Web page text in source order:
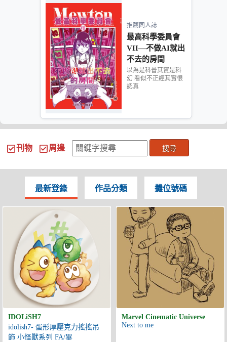
推薦同人誌
最高科學委員會
VII—不做AI就出
不去的房間
以為是科普其實是科
幻 看似不正經其實很
認真
刊物 周邊 搜尋
最新登錄 作品分類 攤位號碼
IDOLiSH7
idolish7- 蛋形厚壓克力搖搖吊
飾 小怪獸系列 FA/畢
Marvel Cinematic Universe
Next to me